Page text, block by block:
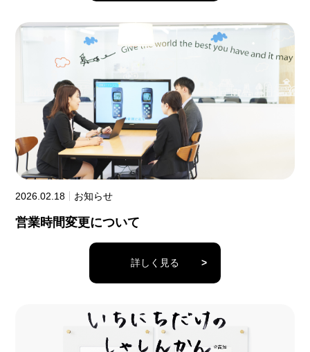
2026.02.18 お知らせ
営業時間変更について
詳しく見る >